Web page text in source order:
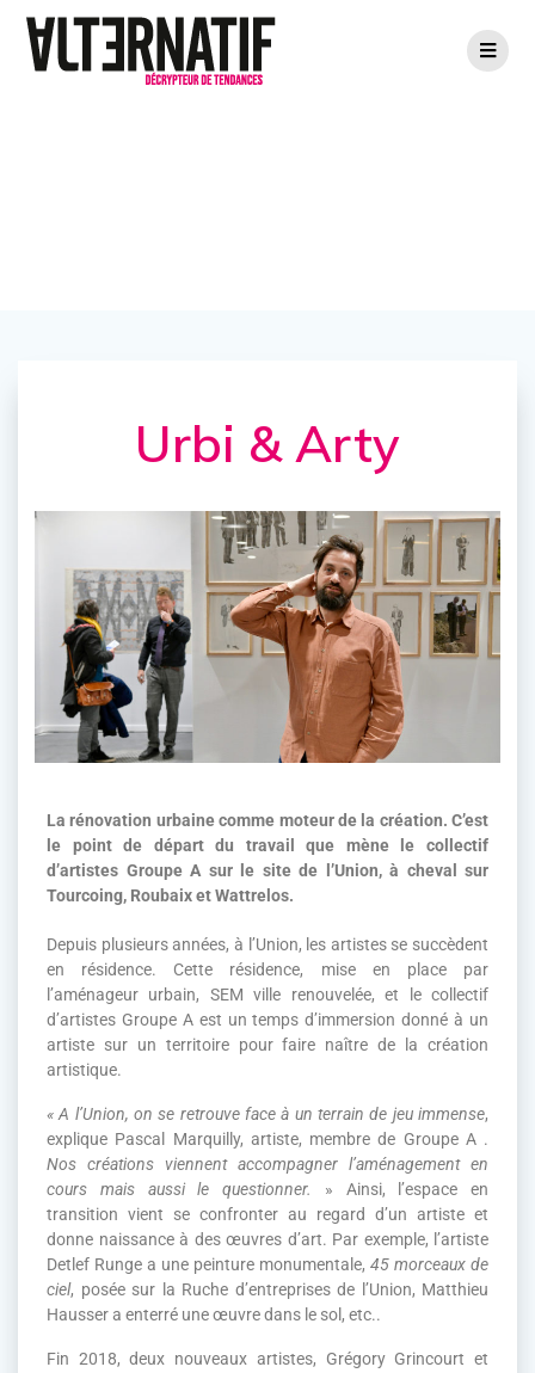
Urbi & Arty
La rénovation urbaine comme moteur de la création. C’est
le point de départ du travail que mène le collectif
d’artistes Groupe A sur le site de l’Union, à cheval sur
Tourcoing, Roubaix et Wattrelos.
Depuis plusieurs années, à l’Union, les artistes se succèdent
en résidence. Cette résidence, mise en place par
l’aménageur urbain, SEM ville renouvelée, et le collectif
d’artistes Groupe A est un temps d’immersion donné à un
artiste sur un territoire pour faire naître de la création
artistique.
« A l’Union, on se retrouve face à un terrain de jeu immense,
explique Pascal Marquilly, artiste, membre de Groupe A .
Nos créations viennent accompagner l’aménagement en
cours mais aussi le questionner.
» Ainsi, l’espace en
transition vient se confronter au regard d’un artiste et
donne naissance à des œuvres d’art. Par exemple, l’artiste
Detlef Runge a une peinture monumentale, 45 morceaux de
ciel, posée sur la Ruche d’entreprises de l’Union, Matthieu
Hausser a enterré une œuvre dans le sol, etc..
Fin 2018, deux nouveaux artistes, Grégory Grincourt et